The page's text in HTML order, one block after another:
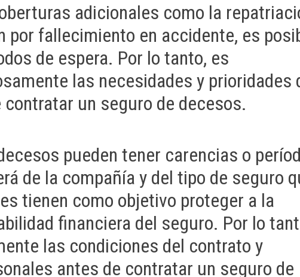
adicionales como la
por fallecimiento en accidente, es
de espera. Por lo tanto, es
las necesidades y prioridades
un seguro de decesos.
pueden tener carencias o
de la compañía y del tipo de seguro
tienen como objetivo proteger a la
financiera del seguro. Por lo
las condiciones del contrato y
antes de contratar un seguro de